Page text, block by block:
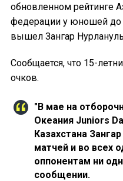
обновленном рейтинге
федерации у юношей до
вышел Зангар
Сообщается, что 15-
очков.
"В мае на
Океания Juniors
Казахстана
матчей и во всех
оппонентам ни
сообщении.